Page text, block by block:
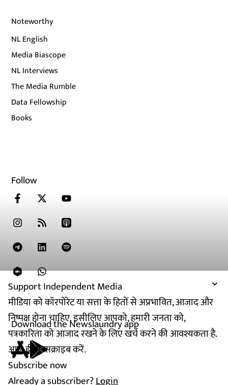
Support Independent Media
मीडिया को कॉरपोरेट या सत्ता के हितों से अप्रभावित, आजाद और
निष्पक्ष होना चाहिए. इसीलिए आपको, हमारी जनता को,
पत्रकारिता को आजाद रखने के लिए खर्च करने की आवश्यकता है.
आज ही सब्सक्राइब करें.
Subscribe now
Already a subscriber?Login
Noteworthy
NL English
Media Biascope
NL Interviews
The Media Rumble
Data Fellowship
Books
Follow
Download the Newslaundry app